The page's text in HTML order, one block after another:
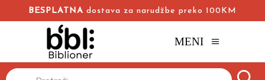
BESPLATNA dostava za narudžbe preko 100KM
MENI
Products